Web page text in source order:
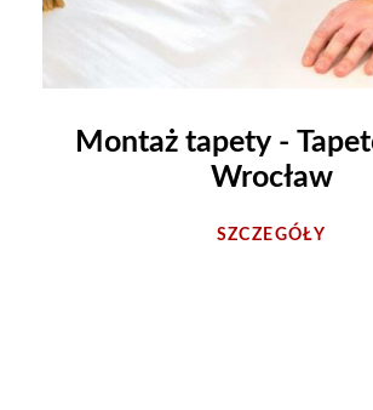
Montaż tapety -
Wrocław
SZCZEGÓŁY